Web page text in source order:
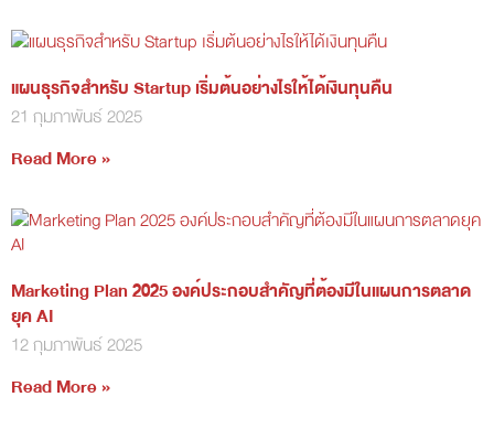
แผนธุรกิจสำหรับ Startup เริ่มต้นอย่างไรให้ได้เงินทุนคืน
21 กุมภาพันธ์ 2025
Read More »
Marketing Plan 2025 องค์ประกอบสำคัญที่ต้องมีในแผนการตลาด
ยุค AI
12 กุมภาพันธ์ 2025
Read More »